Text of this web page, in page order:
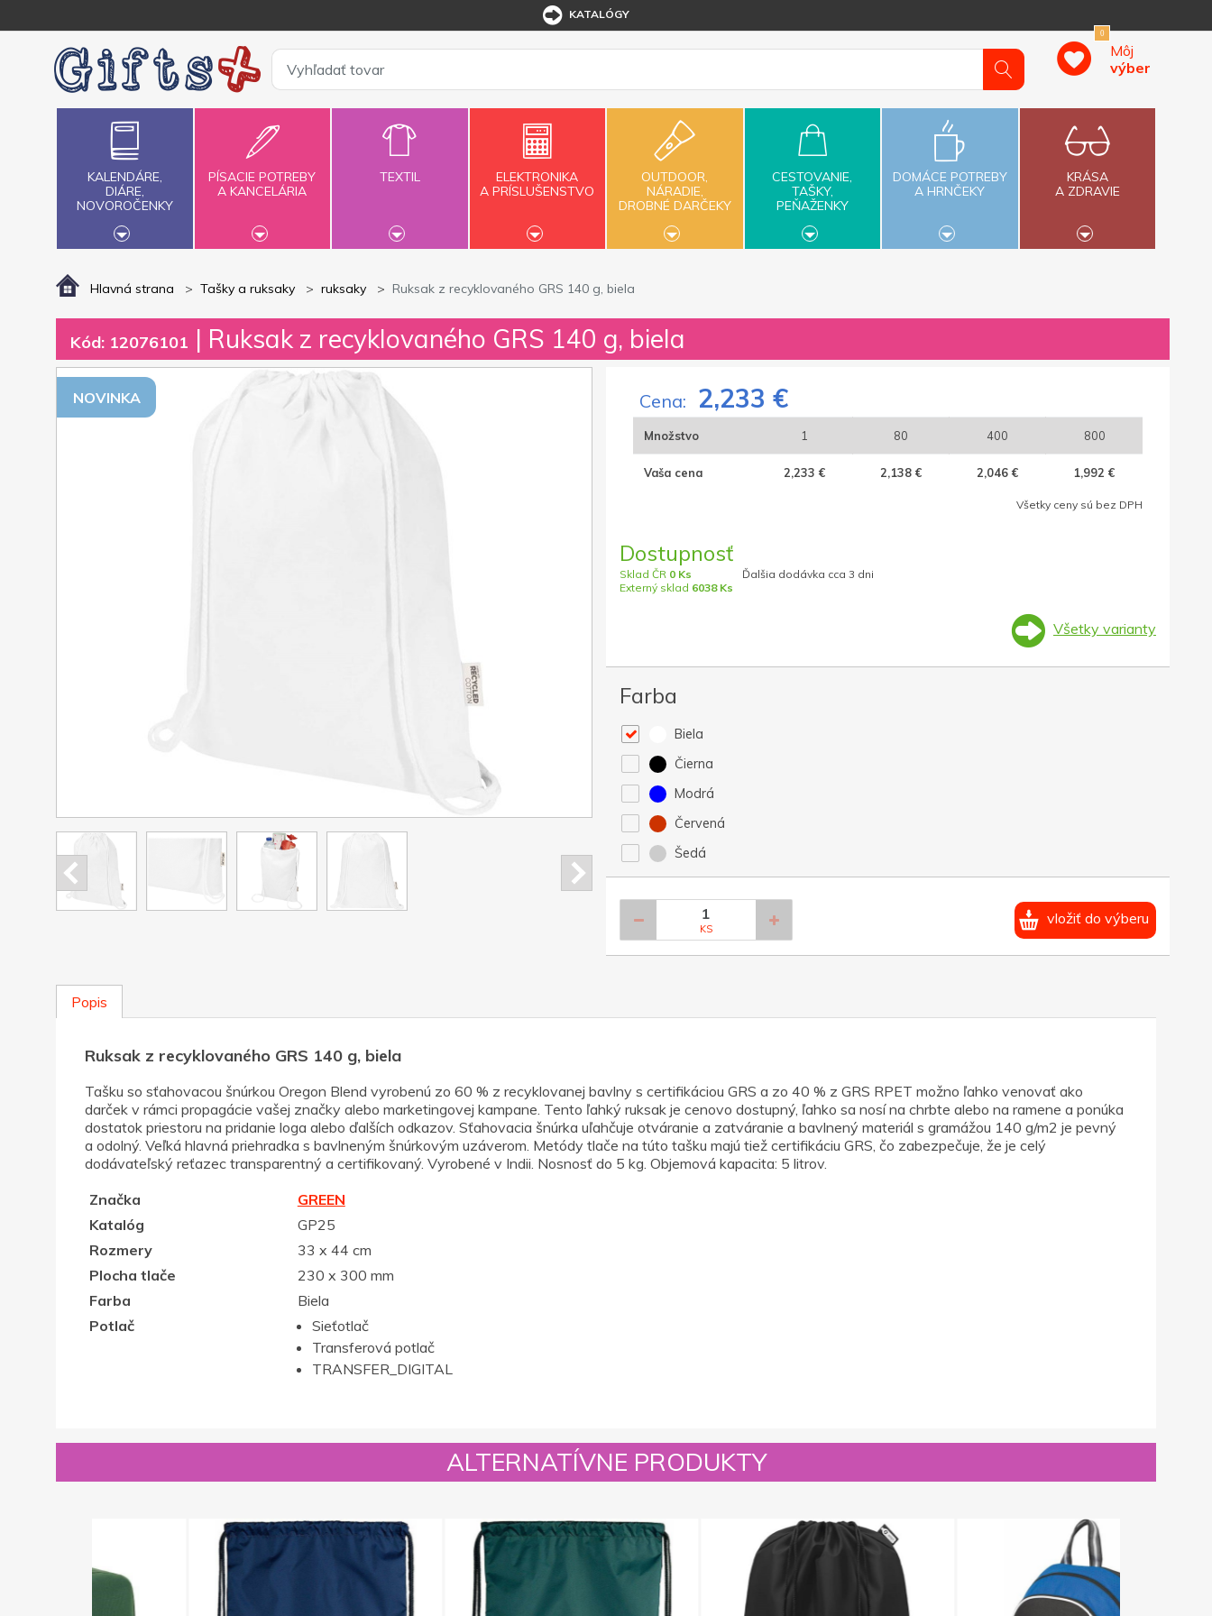
KATALÓGY
0
Môj
výber
KALENDÁRE,
DIÁRE,
NOVOROČENKY
PÍSACIE POTREBY
A KANCELÁRIA
TEXTIL
ELEKTRONIKA
A PRÍSLUŠENSTVO
OUTDOOR,
NÁRADIE,
DROBNÉ DARČEKY
CESTOVANIE,
TAŠKY,
PEŇAŽENKY
DOMÁCE POTREBY
A HRNČEKY
KRÁSA
A ZDRAVIE
Hlavná strana Tašky a ruksaky ruksaky Ruksak z recyklovaného GRS 140 g, biela
Kód: 12076101 | Ruksak z recyklovaného GRS 140 g, biela
NOVINKA Cena: 2,233 €
Množstvo 1 80 400 800
Vaša cena 2,233 € 2,138 € 2,046 € 1,992 €
Všetky ceny sú bez DPH
Dostupnosť
Sklad ČR 0 Ks
Externý sklad 6038 Ks
Ďalšia dodávka cca 3 dni
Všetky varianty
Farba
Biela
Čierna
Modrá
Červená
Šedá
KS
vložiť do výberu
Popis
Ruksak z recyklovaného GRS 140 g, biela
Tašku so sťahovacou šnúrkou Oregon Blend vyrobenú zo 60 % z recyklovanej bavlny s certifikáciou GRS a zo 40 % z GRS RPET možno ľahko venovať ako
darček v rámci propagácie vašej značky alebo marketingovej kampane. Tento ľahký ruksak je cenovo dostupný, ľahko sa nosí na chrbte alebo na ramene a ponúka
dostatok priestoru na pridanie loga alebo ďalších odkazov. Sťahovacia šnúrka uľahčuje otváranie a zatváranie a bavlnený materiál s gramážou 140 g/m2 je pevný
a odolný. Veľká hlavná priehradka s bavlneným šnúrkovým uzáverom. Metódy tlače na túto tašku majú tiež certifikáciu GRS, čo zabezpečuje, že je celý
dodávateľský reťazec transparentný a certifikovaný. Vyrobené v Indii. Nosnosť do 5 kg. Objemová kapacita: 5 litrov.
Značka
GREEN
Katalóg
GP25
Rozmery
33 x 44 cm
Plocha tlače
230 x 300 mm
Farba
Biela
Potlač
Sieťotlač
Transferová potlač
TRANSFER_DIGITAL
ALTERNATÍVNE PRODUKTY